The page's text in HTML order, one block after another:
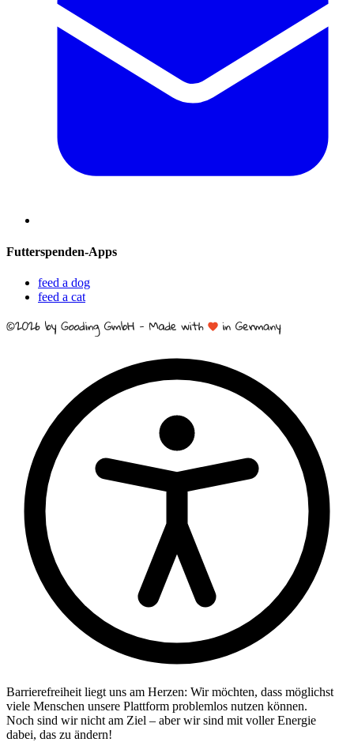
Futterspenden-Apps
feed a dog
feed a cat
Barrierefreiheit liegt uns am Herzen: Wir möchten, dass möglichst
viele Menschen unsere Plattform problemlos nutzen können.
Noch sind wir nicht am Ziel – aber wir sind mit voller Energie
dabei, das zu ändern!